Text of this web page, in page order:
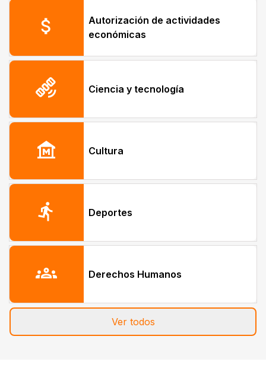
attach_money
Autorización de actividades
económicas
satellite_alt Ciencia y tecnología
museum Cultura
directions_run Deportes
groups Derechos Humanos
Ver todos